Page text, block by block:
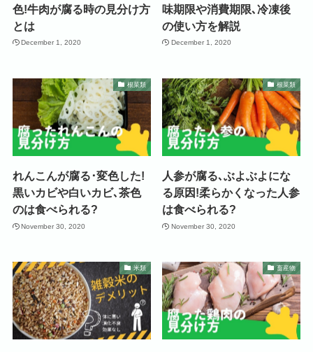
色!牛肉が腐る時の見分け方
とは
December 1, 2020
味期限や消費期限､冷凍後
の使い方を解説
December 1, 2020
根菜類
れんこんが腐る･変色した!
黒いカビや白いカビ､茶色
のは食べられる?
November 30, 2020
根菜類
人参が腐る､ぶよぶよにな
る原因!柔らかくなった人参
は食べられる?
November 30, 2020
米類 畜産物